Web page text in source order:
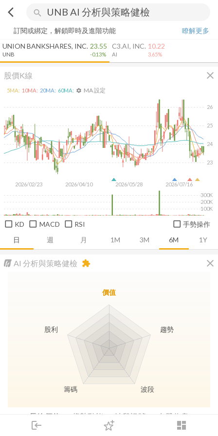
arrow_back_ios search
login dashboard
下單
訂閱或綁定，解鎖即時及進階功能
瞭解更多
UNION BANKSHARES, INC.
UNB
23.55
-0.13%
C3.AI, INC.
AI
10.22
3.65%
股價K線 close
日 週 月 1M 3M 6M 1Y
2026/02/23 2026/04/10 2026/05/28 2026/07/16
23
24
25
26
100K
200K
300K
5MA: 10MA: 20MA: 60MA: settings MA 設定
KD MACD RSI 手勢操作
AI 分析與策略健檢 close
extension
長線價值 趨勢動能 波段訊號 存股收息
價值
趨勢
波段
籌碼
股利